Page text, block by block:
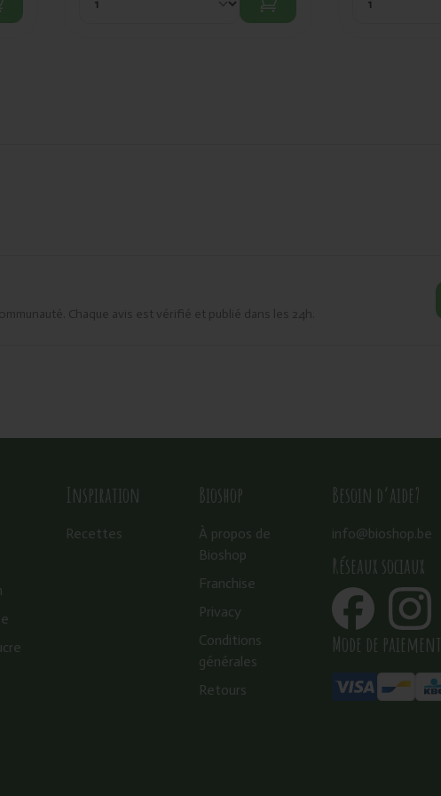
Chaque avis est vérifié et publié dans les 24h.
Inspiration
Recettes
Bioshop
À propos de
Bioshop
Franchise
Privacy
Conditions
générales
Retours
Besoin d’aide?
info@bioshop.be
Réseaux sociaux
Mode de paiement